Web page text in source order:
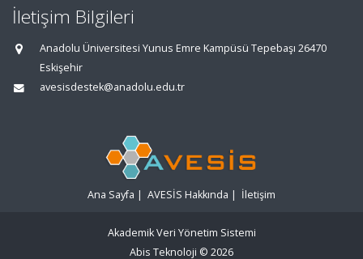
İletişim Bilgileri
Anadolu Üniversitesi Yunus Emre Kampüsü Tepebaşı 26470
Eskişehir
avesisdestek@anadolu.edu.tr
Ana Sayfa | AVESİS Hakkında | İletişim
Akademik Veri Yönetim Sistemi
Abis Teknoloji © 2026